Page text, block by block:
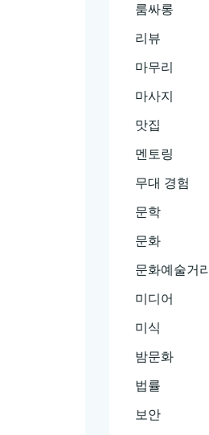
룸싸롱
리뷰
마무리
마사지
맛집
멘토링
무대 경험
문학
문화
문화예술거리
미디어
미식
밤문화
법률
보안